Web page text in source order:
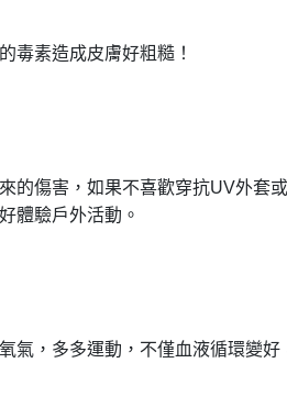
毒素造成皮膚好粗糙！
的傷害，如果不喜歡穿抗UV外套
體驗戶外活動。
氣，多多運動，不僅血液循環變好